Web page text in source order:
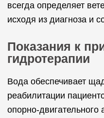
всегда определяет
исходя из диагноза и
Показания к
гидротерапии
Вода обеспечивает
реабилитации
опорно-двигательного